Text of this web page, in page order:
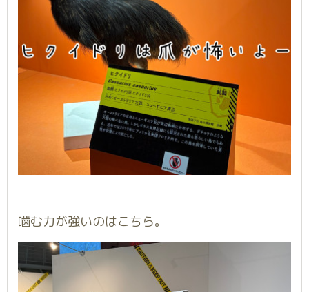
噛む力が強いのはこちら。